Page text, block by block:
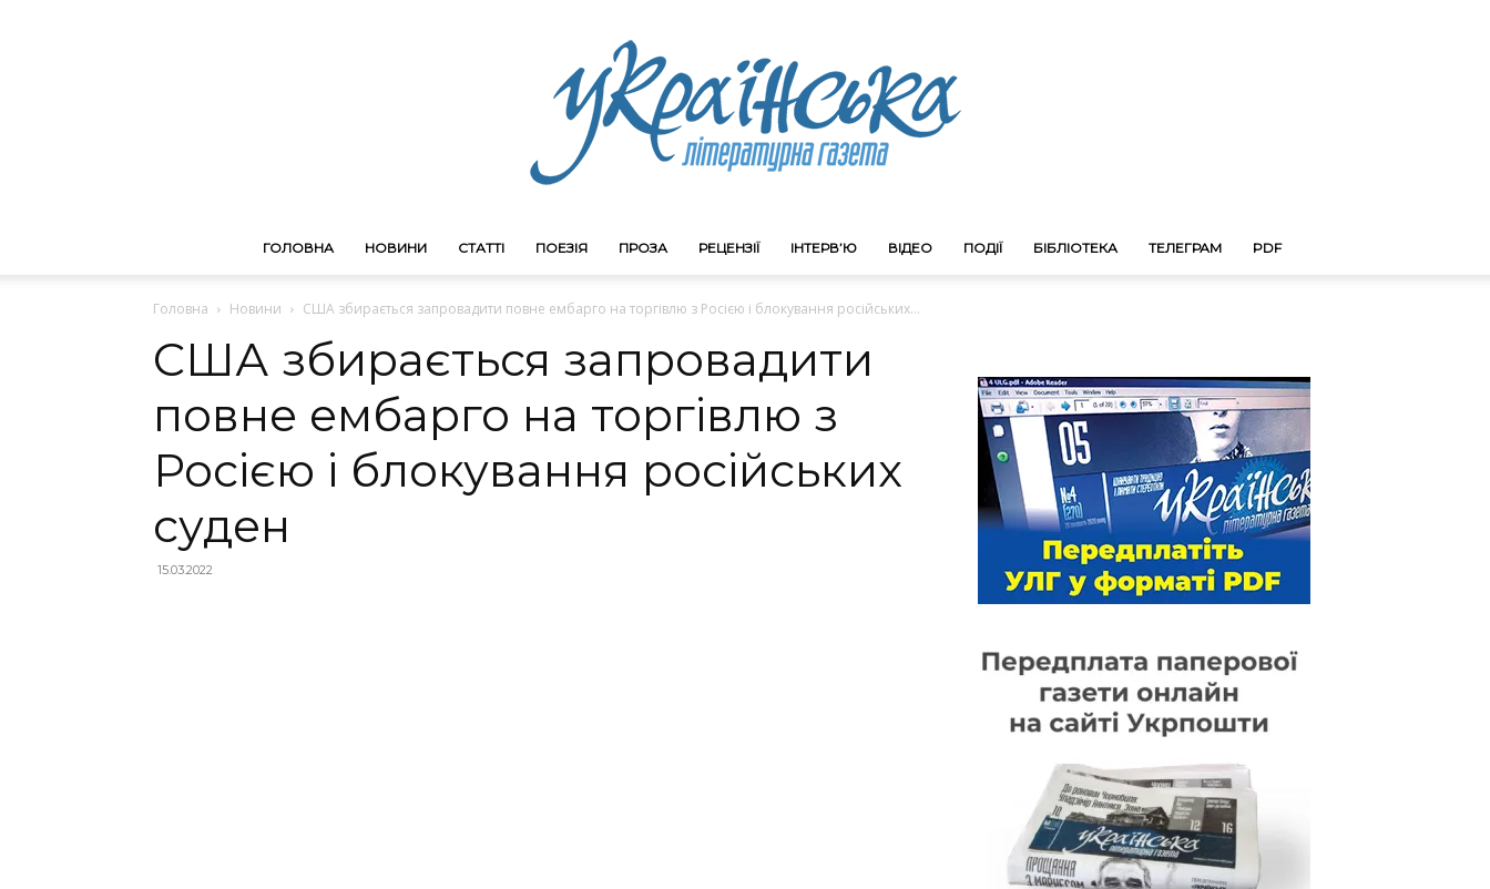
ГОЛОВНА НОВИНИ СТАТТІ ПОЕЗІЯ ПРОЗА РЕЦЕНЗІЇ ІНТЕРВ’Ю ВІДЕО ПОДІЇ БІБЛІОТЕКА ТЕЛЕГРАМ PDF
Головна Новини США збирається запровадити повне ембарго на торгівлю з Росією і блокування російських...
США збирається запровадити
повне ембарго на торгівлю з
Росією і блокування російських
суден
15.03.2022